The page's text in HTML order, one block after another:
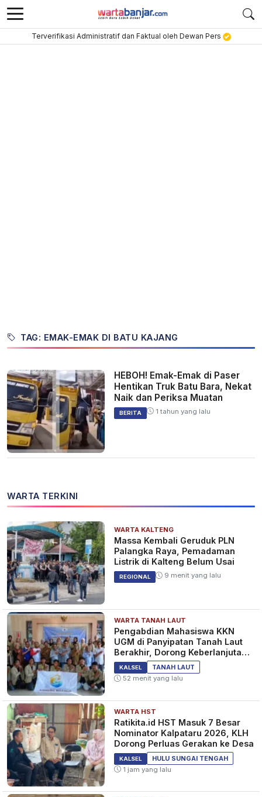
Terverifikasi Administratif dan Faktual oleh Dewan Pers
TAG: EMAK-EMAK DI BATU KAJANG
HEBOH! Emak-Emak di Paser
Hentikan Truk Batu Bara, Nekat
Naik dan Periksa Muatan
BERITA 1 tahun yang lalu
WARTA TERKINI
WARTA KALTENG
Massa Kembali Geruduk PLN
Palangka Raya, Pemadaman
Listrik di Kalteng Belum Usai
REGIONAL 9 menit yang lalu
WARTA TANAH LAUT
Pengabdian Mahasiswa KKN
UGM di Panyipatan Tanah Laut
Berakhir, Dorong Keberlanjutan
Program Masyarakat
KALSEL
TANAH LAUT
52 menit yang lalu
WARTA HST
Ratikita.id HST Masuk 7 Besar
Nominator Kalpataru 2026, KLH
Dorong Perluas Gerakan ke Desa
KALSEL
HULU SUNGAI TENGAH
1 jam yang lalu